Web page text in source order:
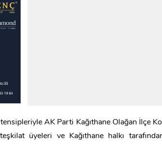
tensipleriyle AK Parti Kağıthane Olağan İlçe
üyeleri ve Kağıthane halkı